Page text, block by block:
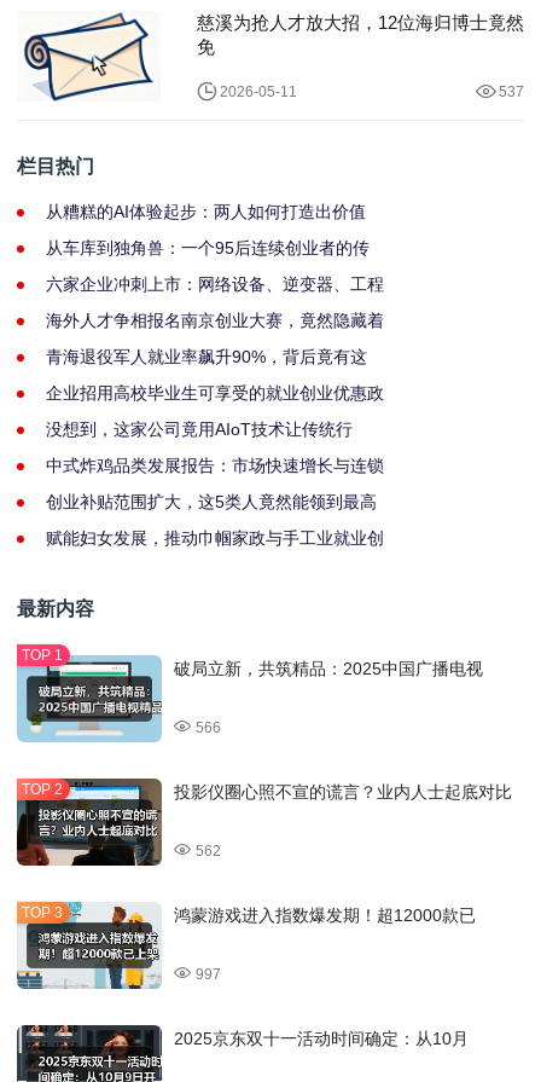
慈溪为抢人才放大招，12位海归博士竟然
免
2026-05-11 537
栏目热门
从糟糕的AI体验起步：两人如何打造出价值
从车库到独角兽：一个95后连续创业者的传
六家企业冲刺上市：网络设备、逆变器、工程
海外人才争相报名南京创业大赛，竟然隐藏着
青海退役军人就业率飙升90%，背后竟有这
企业招用高校毕业生可享受的就业创业优惠政
没想到，这家公司竟用AIoT技术让传统行
中式炸鸡品类发展报告：市场快速增长与连锁
创业补贴范围扩大，这5类人竟然能领到最高
赋能妇女发展，推动巾帼家政与手工业就业创
最新内容
破局立新，共筑精品：2025中国广播电视
566
投影仪圈心照不宣的谎言？业内人士起底对比
562
鸿蒙游戏进入指数爆发期！超12000款已
997
2025京东双十一活动时间确定：从10月